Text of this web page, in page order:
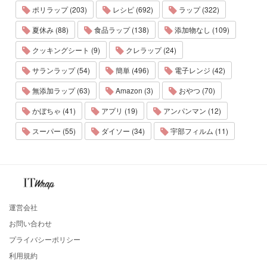
ポリラップ (203) レシピ (692)
ラップ (322)
夏休み (88)
食品ラップ (138)
添加物なし (109)
クッキングシート (9)
クレラップ (24)
サランラップ (54)
簡単 (496)
電子レンジ (42)
無添加ラップ (63)
Amazon (3)
おやつ (70)
かぼちゃ (41)
アプリ (19)
アンパンマン (12)
スーパー (55)
ダイソー (34) 宇部フィルム (11)
運営会社
お問い合わせ
プライバシーポリシー
利用規約